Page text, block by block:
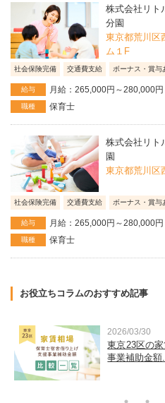
株式会社リト
分園
東京都荒川
ム１F
社会保険完備 交通費支給 ボーナス・賞与
給与 月給：265,000円～280,000円
職種 保育士
株式会社リト
園
東京都荒川区
社会保険完備 交通費支給 ボーナス・賞与
給与 月給：265,000円～280,000円
職種 保育士
お役立ちコラムのおすすめ記事
2026/03/30
東京23区の
事業補助金額...